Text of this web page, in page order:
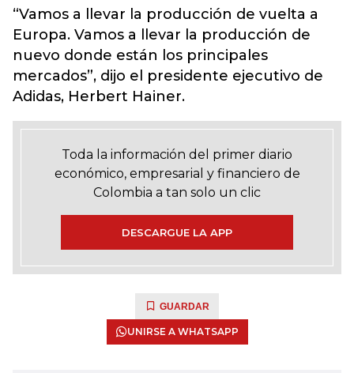
“Vamos a llevar la producción de vuelta a
Europa. Vamos a llevar la producción de
nuevo donde están los principales
mercados”, dijo el presidente ejecutivo de
Adidas, Herbert Hainer.
Toda la información del primer diario
económico, empresarial y financiero de
Colombia a tan solo un clic
DESCARGUE LA APP
GUARDAR
UNIRSE A WHATSAPP